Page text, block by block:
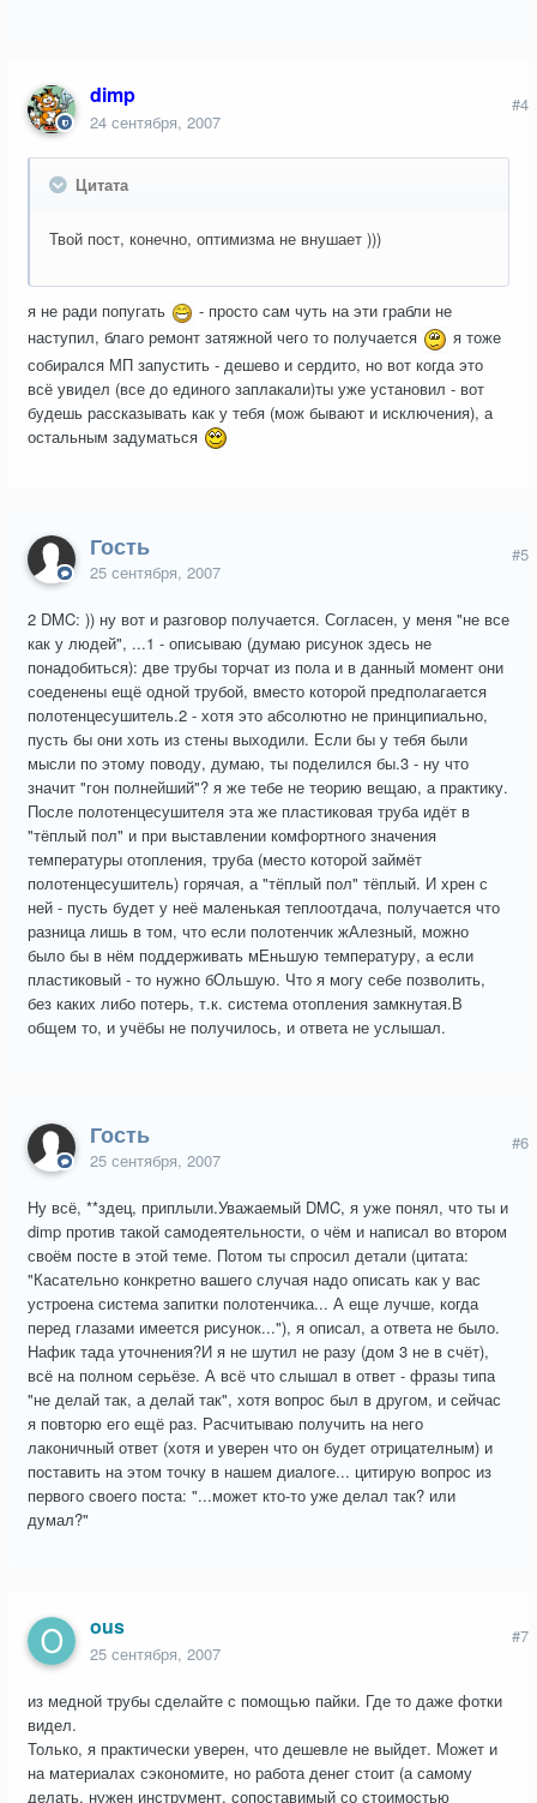
dimp
24 сентября, 2007
#4
Цитата
Твой пост, конечно, оптимизма не внушает )))
я не ради попугать
- просто сам чуть на эти грабли не
наступил, благо ремонт затяжной чего то получается
я тоже
собирался МП запустить - дешево и сердито, но вот когда это
всё увидел (все до единого заплакали)ты уже установил - вот
будешь рассказывать как у тебя (мож бывают и исключения), а
остальным задуматься
Гость
25 сентября, 2007
#5
2 DMC: )) ну вот и разговор получается. Согласен, у меня "не все
как у людей", ...1 - описываю (думаю рисунок здесь не
понадобиться): две трубы торчат из пола и в данный момент они
соеденены ещё одной трубой, вместо которой предполагается
полотенцесушитель.2 - хотя это абсолютно не принципиально,
пусть бы они хоть из стены выходили. Если бы у тебя были
мысли по этому поводу, думаю, ты поделился бы.3 - ну что
значит "гон полнейший"? я же тебе не теорию вещаю, а практику.
После полотенцесушителя эта же пластиковая труба идёт в
"тёплый пол" и при выставлении комфортного значения
температуры отопления, труба (место которой займёт
полотенцесушитель) горячая, а "тёплый пол" тёплый. И хрен с
ней - пусть будет у неё маленькая теплоотдача, получается что
разница лишь в том, что если полотенчик жАлезный, можно
было бы в нём поддерживать мЕньшую температуру, а если
пластиковый - то нужно бОльшую. Что я могу себе позволить,
без каких либо потерь, т.к. система отопления замкнутая.В
общем то, и учёбы не получилось, и ответа не услышал.
Гость
25 сентября, 2007
#6
Ну всё, **здец, приплыли.Уважаемый DMC, я уже понял, что ты и
dimp против такой самодеятельности, о чём и написал во втором
своём посте в этой теме. Потом ты спросил детали (цитата:
"Касательно конкретно вашего случая надо описать как у вас
устроена система запитки полотенчика... А еще лучше, когда
перед глазами имеется рисунок..."), я описал, а ответа не было.
Нафик тада уточнения?И я не шутил не разу (дом 3 не в счёт),
всё на полном серьёзе. А всё что слышал в ответ - фразы типа
"не делай так, а делай так", хотя вопрос был в другом, и сейчас
я повторю его ещё раз. Расчитываю получить на него
лаконичный ответ (хотя и уверен что он будет отрицателным) и
поставить на этом точку в нашем диалоге... цитирую вопрос из
первого своего поста: "...может кто-то уже делал так? или
думал?"
ous
25 сентября, 2007
#7
из медной трубы сделайте с помощью пайки. Где то даже фотки
видел.
Только, я практически уверен, что дешевле не выйдет. Может и
на материалах сэкономите, но работа денег стоит (а самому
делать, нужен инструмент, сопоставимый со стоимостью